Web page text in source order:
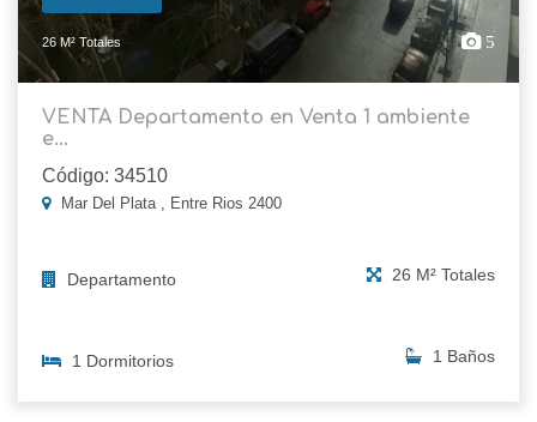
26 M² Totales 5
VENTA Departamento en Venta 1 ambiente
e...
Código: 34510
Mar Del Plata , Entre Rios 2400
Departamento 26 M² Totales
1 Dormitorios 1 Baños